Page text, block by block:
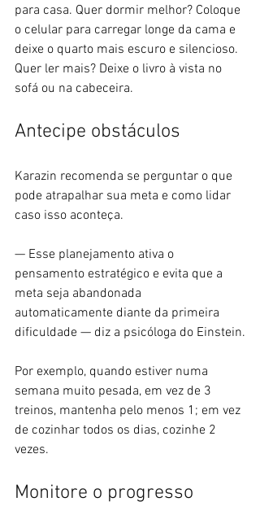
para casa. Quer dormir melhor? Coloque
o celular para carregar longe da cama e
deixe o quarto mais escuro e silencioso.
Quer ler mais? Deixe o livro à vista no
sofá ou na cabeceira.
Antecipe obstáculos
Karazin recomenda se perguntar o que
pode atrapalhar sua meta e como lidar
caso isso aconteça.
— Esse planejamento ativa o
pensamento estratégico e evita que a
meta seja abandonada
automaticamente diante da primeira
dificuldade — diz a psicóloga do Einstein.
Por exemplo, quando estiver numa
semana muito pesada, em vez de 3
treinos, mantenha pelo menos 1; em vez
de cozinhar todos os dias, cozinhe 2
vezes.
Monitore o progresso